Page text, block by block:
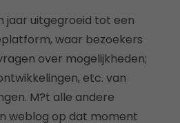
jaar uitgegroeid tot een
waar bezoekers
over mogelijkheden;
etc. van
M?t alle andere
weblog op dat moment